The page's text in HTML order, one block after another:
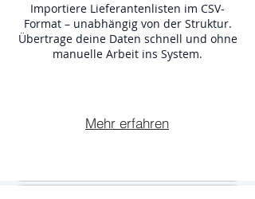
Importiere Lieferantenlisten im CSV-
Format – unabhängig von der Struktur.
Übertrage deine Daten schnell und ohne
manuelle Arbeit ins System.
Mehr erfahren